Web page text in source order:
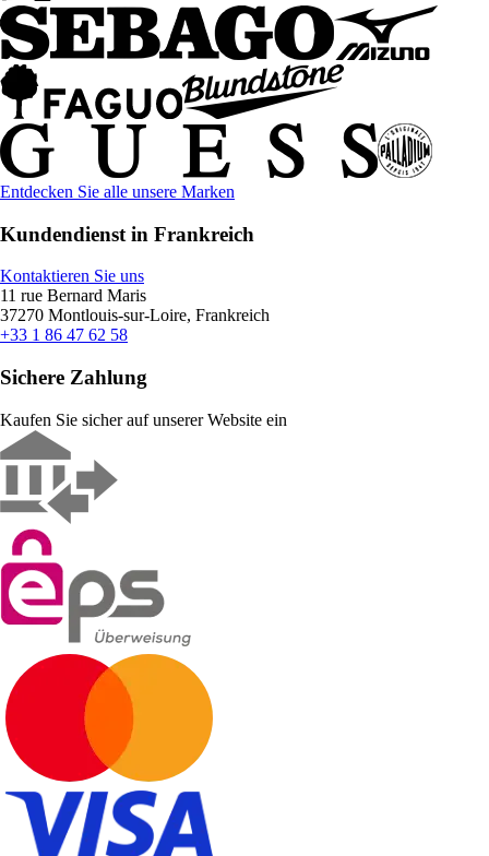
Entdecken Sie alle unsere Marken
Kundendienst in Frankreich
Kontaktieren Sie uns
11 rue Bernard Maris
37270 Montlouis-sur-Loire, Frankreich
+33 1 86 47 62 58
Sichere Zahlung
Kaufen Sie sicher auf unserer Website ein